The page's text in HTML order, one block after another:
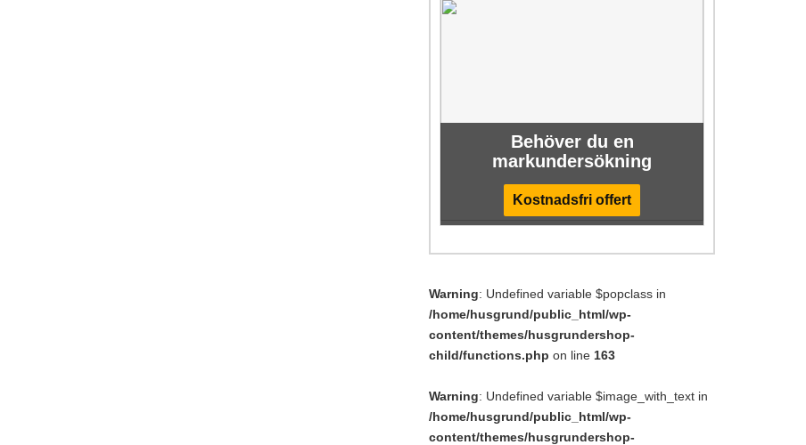
Behöver du en
markundersökning
Kostnadsfri offert
Warning: Undefined variable $popclass in
/home/husgrund/public_html/wp-
content/themes/husgrundershop-
child/functions.php on line 163
Warning: Undefined variable $image_with_text in
/home/husgrund/public_html/wp-
content/themes/husgrundershop-